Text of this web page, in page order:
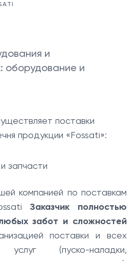
и
оборудование и
поставки
продукции «Fossati»:
запчасти
компанией по поставкам
Заказчик полностью
забот и сложностей
поставки и всех
услуг (пуско-наладки,